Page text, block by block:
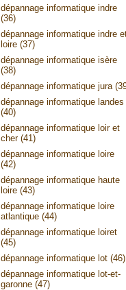
dépannage informatique indre
(36)
dépannage informatique indre
loire (37)
dépannage informatique isère
(38)
dépannage informatique jura
dépannage informatique landes
(40)
dépannage informatique loir et
cher (41)
dépannage informatique loire
(42)
dépannage informatique haute
loire (43)
dépannage informatique loire
atlantique (44)
dépannage informatique loiret
(45)
dépannage informatique lot (46)
dépannage informatique lot-et-
garonne (47)